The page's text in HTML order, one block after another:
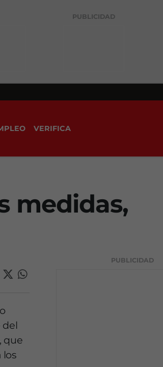
PUBLICIDAD
VERIFICA
medidas,
del
que
los
PUBLICIDAD